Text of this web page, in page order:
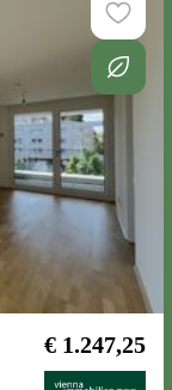
€ 1.247,25